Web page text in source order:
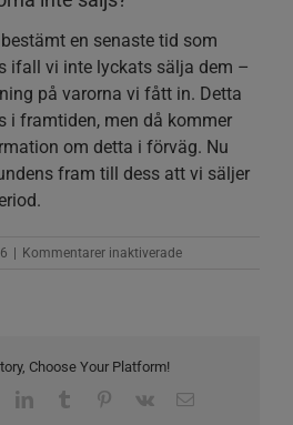
en senaste tid som
ifall vi inte lyckats sälja dem –
på varorna vi fått in. Detta
i framtiden, men då kommer
om detta i förväg. Nu
fram till dess att vi säljer
Kommentarer inaktiveradeför
Choose Your Platform!
LinkedInTumblr Pinterest
Vk
E-